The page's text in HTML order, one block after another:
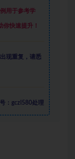
用于参考学
你快速提升！
现重复，请悉
：gczl580处理